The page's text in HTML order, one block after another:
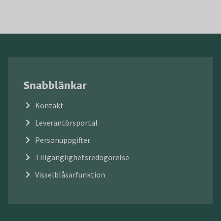
Snabblänkar
Kontakt
Leverantörsportal
Personuppgifter
Tillgänglighetsredogörelse
Visselblåsarfunktion